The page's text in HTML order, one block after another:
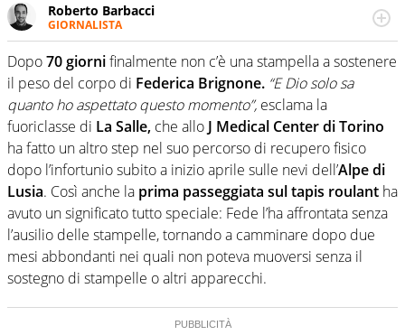
Roberto Barbacci
GIORNALISTA
Giornalista (pubblicista) sportivo a tutto campo, è il
tuttologo di Virgilio Sport. Provate a chiedergli di boxe, di
scherma, di volley o di curling: ve ne farà innamorare
Dopo70 giornifinalmente non c’è una stampella a sostenere
il peso del corpo di Federica Brignone. “E Dio solo sa
quanto ho aspettato questo momento”, esclama la
fuoriclasse di La Salle, che allo J Medical Center di Torino
ha fatto un altro step nel suo percorso di recupero fisico
dopo l’infortunio subito a inizio aprile sulle nevi dell’Alpe di
Lusia. Così anche la prima passeggiata sul tapis roulant ha
avuto un significato tutto speciale: Fede l’ha affrontata senza
l’ausilio delle stampelle, tornando a camminare dopo due
mesi abbondanti nei quali non poteva muoversi senza il
sostegno di stampelle o altri apparecchi.